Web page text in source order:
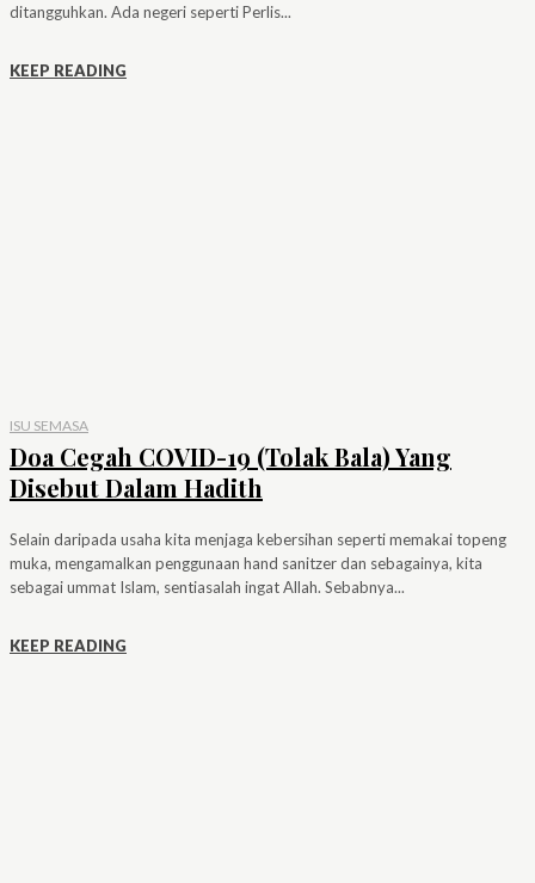
ditangguhkan. Ada negeri seperti Perlis...
KEEP READING
ISU SEMASA
Doa Cegah COVID-19 (Tolak Bala) Yang
Disebut Dalam Hadith
Selain daripada usaha kita menjaga kebersihan seperti memakai topeng
muka, mengamalkan penggunaan hand sanitzer dan sebagainya, kita
sebagai ummat Islam, sentiasalah ingat Allah. Sebabnya...
KEEP READING